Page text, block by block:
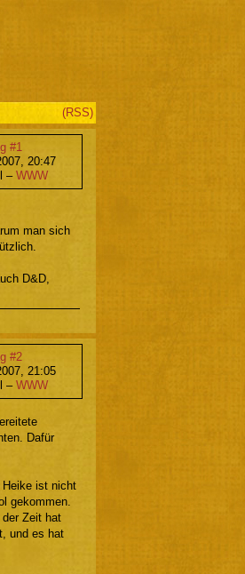
(RSS)
#1
20:47
– WWW
man sich
D&D,
#2
21:05
– WWW
Dafür
Heike ist nicht
gekommen.
Zeit hat
und es hat